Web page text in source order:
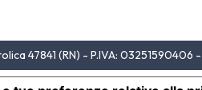
47841 (RN) - P.IVA: 03251590406 -